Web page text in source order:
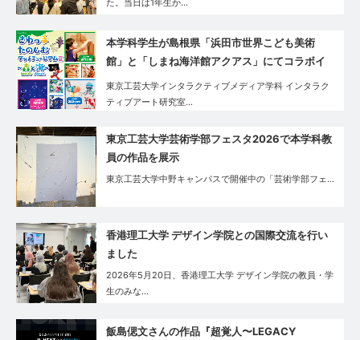
本学科学生が島根県「浜田市世界こども美術
館」と「しまね海洋館アクアス」にてコラボイ
ベントを実施
東京工芸大学インタラクティブメディア学科 インタラク
ティブアート研究室…
東京工芸大学芸術学部フェスタ2026で本学科教
員の作品を展示
東京工芸大学中野キャンパスで開催中の「芸術学部フェ…
香港理工大学 デザイン学院との国際交流を行い
ました
2026年5月20日、香港理工大学 デザイン学院の教員・学
生のみな…
飯島偲文さんの作品『超覚人〜LEGACY